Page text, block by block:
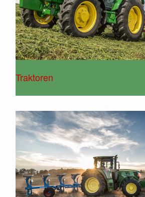
Traktoren